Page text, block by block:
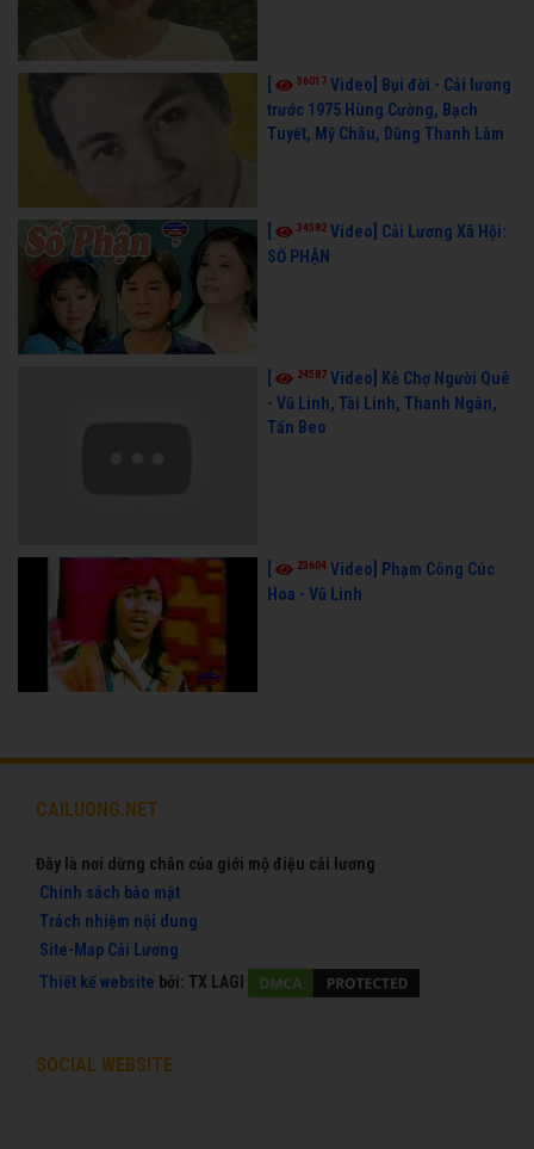
36017 Video] Bụi đời - Cải lương
trước 1975 Hùng Cường, Bạch
Tuyết, Mỹ Châu, Dũng Thanh Lâm
34582 Video] Cải Lương Xã Hội:
SỐ PHẬN
24587 Video] Kẻ Chợ Người Quê
- Vũ Linh, Tài Linh, Thanh Ngân,
Tấn Beo
23604 Video] Phạm Công Cúc
Hoa - Vũ Linh
CAILUONG.NET
Đây là nơi dừng chân của giới mộ điệu cải lương
Chính sách bảo mật
Trách nhiệm nội dung
Site-Map Cải Lương
Thiết kế website bởi: TX LAGI
SOCIAL WEBSITE